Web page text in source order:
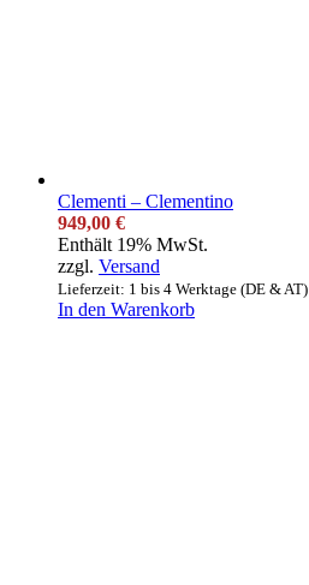
Clementi – Clementino
949,00 €
Enthält 19% MwSt.
zzgl. Versand
Lieferzeit: 1 bis 4 Werktage (DE & AT)
In den Warenkorb